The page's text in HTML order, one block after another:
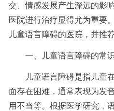
交、情感发展产生深远的影
医院进行治疗显得尤为重要
儿童语言障碍的医院，并推
一、儿童语言障碍的常识
儿童语言障碍是指儿童
面存在困难，通常表现为发
用不当等。根据医学研究，